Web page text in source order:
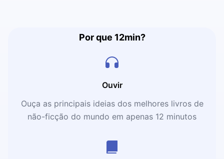
Por que 12min?
Ouvir
Ouça as principais ideias dos melhores livros de
não-ficção do mundo em apenas 12 minutos